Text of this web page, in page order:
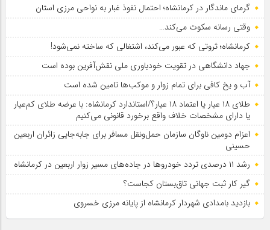
گرمای ماندگار در کرمانشاه؛ احتمال نفوذ غبار به نواحی مرزی استان
وقتی رسانه سکوت می‌کند…
کرمانشاه؛ ثروتی که عبور می‌کند، اشتغالی که ساخته نمی‌شود!
جهاد دانشگاهی در تقویت خودباوری ملی نقش‌آفرین بوده است
آب و یخ کافی برای تمام زوار و موکب‌ها تامین شده است
طلای ۱۸ عیار یا اعتماد ۱۸ عیار؟/استاندارد کرمانشاه: با عرضه طلای کم‌عیار
یا دارای مشخصات خلاف واقع برخورد قانونی می‌کنیم
اعزام دومین ناوگان سازمان حمل‌ونقل مسافر برای جابه‌جایی زائران اربعین
حسینی
رشد ۱۱ درصدی تردد خودروها در جاده‌های مسیر زوار اربعین در کرمانشاه
گیر کار ثبت جهانی تاق‌بستان کجاست؟
بازدید بامدادی شهردار کرمانشاه از پایانه مرزی خسروی